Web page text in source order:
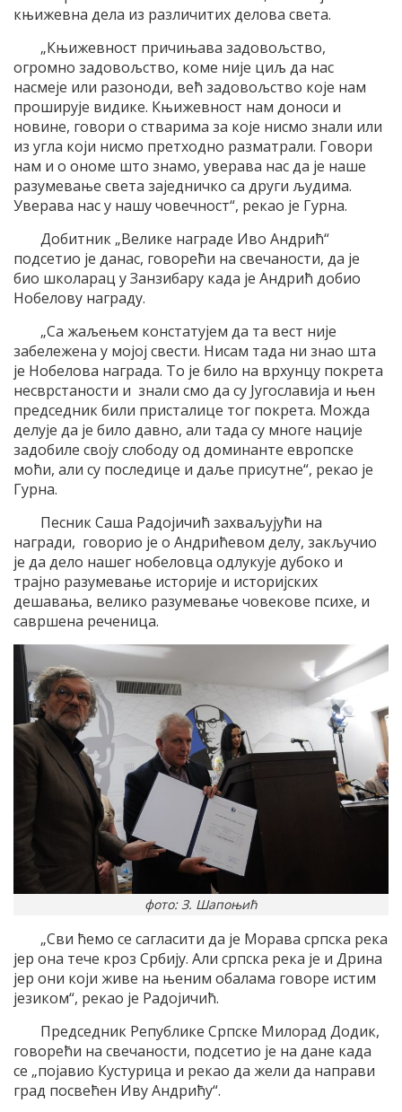
књижевна дела из различитих делова света.
„Књижевност причињава задовољство,
огромно задовољство, коме није циљ да нас
насмеје или разоноди, већ задовољство које нам
проширује видике. Књижевност нам доноси и
новине, говори о стварима за које нисмо знали или
из угла који нисмо претходно разматрали. Говори
нам и о ономе што знамо, уверава нас да је наше
разумевање света заједничко са други људима.
Уверава нас у нашу човечност“, рекао је Гурна.
Добитник „Велике награде Иво Андрић“
подсетио је данас, говорећи на свечаности, да је
био школарац у Занзибару када је Андрић добио
Нобелову награду.
„Са жаљењем констатујем да та вест није
забележена у мојој свести. Нисам тада ни знао шта
је Нобелова награда. То је било на врхунцу покрета
несврстаности и знали смо да су Југославија и њен
председник били присталице тог покрета. Можда
делује да је било давно, али тада су многе нације
задобиле своју слободу од доминанте европске
моћи, али су последице и даље присутне“, рекао је
Гурна.
Песник Саша Радојичић захваљујући на
награди, говорио је о Андрићевом делу, закључио
је да дело нашег нобеловца одлукује дубоко и
трајно разумевање историје и историјских
дешавања, велико разумевање човекове психе, и
савршена реченица.
фото: З. Шапоњић
„Сви ћемо се сагласити да је Морава српска река
јер она тече кроз Србију. Али српска река је и Дрина
јер они који живе на њеним обалама говоре истим
језиком“, рекао је Радојичић.
Председник Републике Српске Милорад Додик,
говорећи на свечаности, подсетио је на дане када
се „појавио Кустурица и рекао да жели да направи
град посвећен Иву Андрићу“.